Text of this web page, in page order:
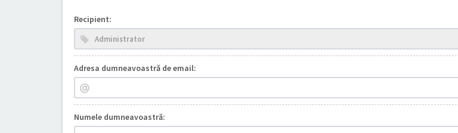
Recipient:
Adresa dumneavoastră de email:
Numele dumneavoastră: